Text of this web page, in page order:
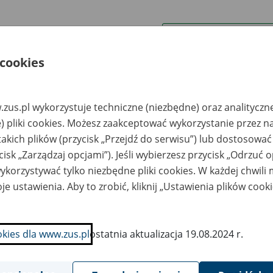
uwagi można przesyłać poprzez
Ukryj wszystkie pozycje bazy
pracy
Miejsce
przechowywania
dokumentów
Nr zespołu akt w
archiwum
państwowym
Daty
Archiwizacji i
Inicjatyw
Gospodarczych Sp. z
wykorzystuje techniczne (niezbędne) oraz
pliki cookies. Możesz zaakceptować wykorzystanie przez
plików (przycisk „Przejdź do serwisu”) lub
„Zarządzaj opcjami”). Jeśli wybierzesz przycisk „Odrzuć
tylko niezbędne pliki cookies. W każdej chwili
ustawienia. Aby to zrobić, kliknij „Ustawienia plików
dla www.zus.plostatnia aktualizacja 19.08.2024 r.